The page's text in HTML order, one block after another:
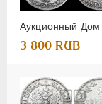
Аукционный
3 800 RUB